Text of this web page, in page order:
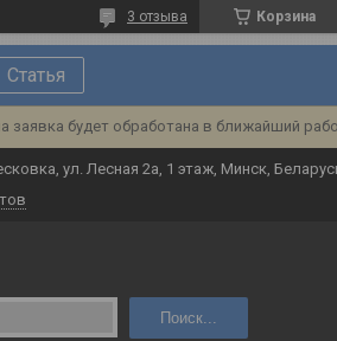
Корзина
3 отзыва
Статья
будет обработана в ближайший
ул. Лесная 2а, 1 этаж, Минск,
Поиск...